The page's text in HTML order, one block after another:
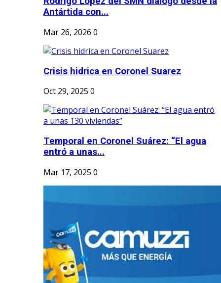
Antártida con...
Mar 26, 2026 0
Crisis hidrica en Coronel Suarez
Oct 29, 2025 0
Temporal en Coronel Suárez: “El agua
entró a unas...
Mar 17, 2025 0